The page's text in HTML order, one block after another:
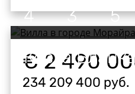
Вилла в городе Морайра
Коста
4 3 5
€ 2 490
234 209 400 руб.